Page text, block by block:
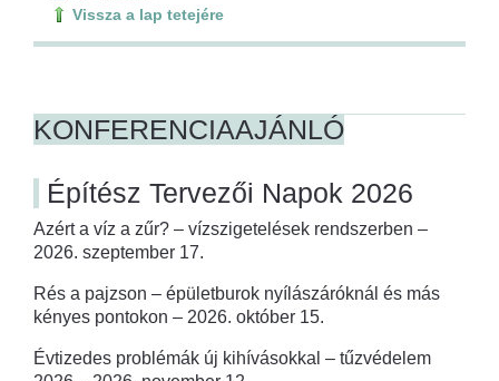
Vissza a lap tetejére
KONFERENCIAAJÁNLÓ
Építész Tervezői Napok 2026
Azért a víz a zűr? – vízszigetelések rendszerben –
2026. szeptember 17.
Rés a pajzson – épületburok nyílászáróknál és más
kényes pontokon – 2026. október 15.
Évtizedes problémák új kihívásokkal – tűzvédelem